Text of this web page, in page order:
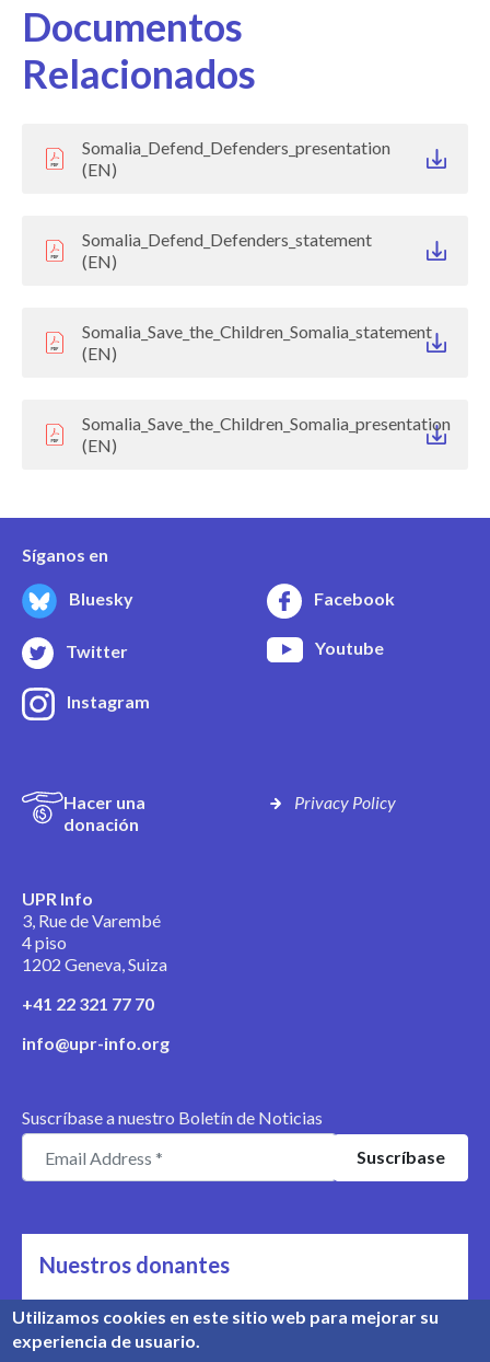
Documentos
Relacionados
Somalia_Defend_Defenders_presentation
(EN)
Somalia_Defend_Defenders_statement
(EN)
Somalia_Save_the_Children_Somalia_statement
(EN)
Somalia_Save_the_Children_Somalia_presentation
(EN)
Síganos en
Bluesky Facebook
Twitter Youtube
Instagram
Hacer una
donación
Privacy Policy
UPR Info
3, Rue de Varembé
4 piso
1202 Geneva, Suiza
+41 22 321 77 70
info@upr-info.org
Suscríbase a nuestro Boletín de Noticias
Nuestros donantes
Nos apoyan
Conozca nuestros donantes
Utilizamos cookies en este sitio web para mejorar su
experiencia de usuario.